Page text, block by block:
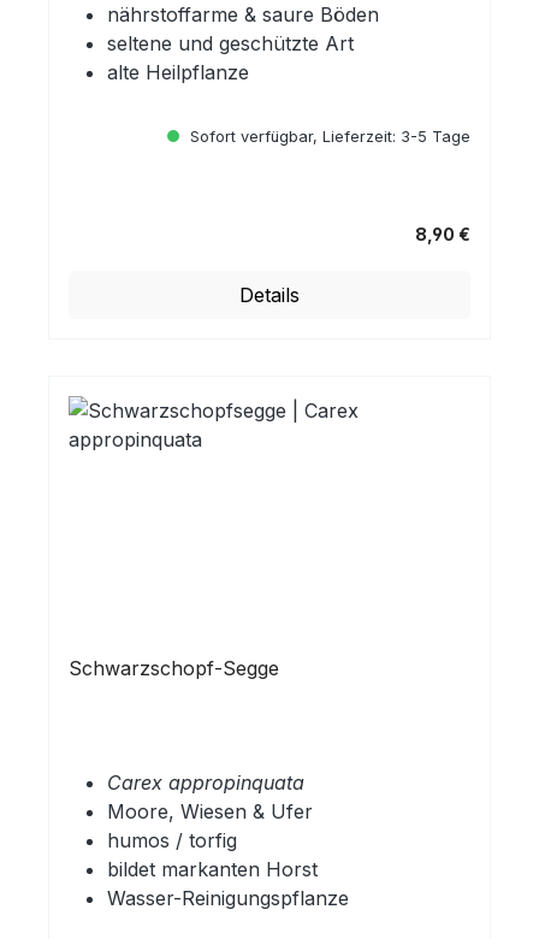
nährstoffarme & saure Böden
seltene und geschützte Art
alte Heilpflanze
Sofort verfügbar, Lieferzeit: 3-5 Tage
8,90 €
Details
Schwarzschopf-Segge
Carex appropinquata
Moore, Wiesen & Ufer
humos / torfig
bildet markanten Horst
Wasser-Reinigungspflanze